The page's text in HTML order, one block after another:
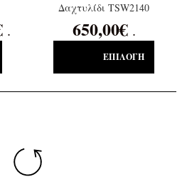
.
Δαχτυλίδι TSW2140
650,00€ .
ΕΠΙΛΟΓΉ